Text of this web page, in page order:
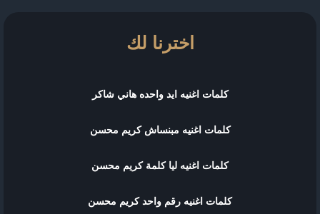
اخترنا لك
كلمات اغنيه ايد واحده هاني شاكر
كلمات اغنيه مبنساش كريم محسن
كلمات اغنيه ليا كلمة كريم محسن
كلمات اغنيه رقم واحد كريم محسن